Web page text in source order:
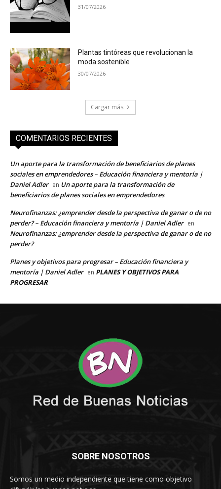
SOBRE NOSOTROS
Somos un medio independiente que tiene como objetivo